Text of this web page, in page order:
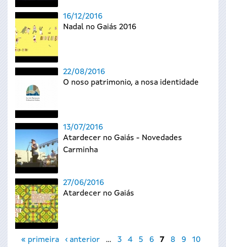
16/12/2016
Nadal no Gaiás 2016
22/08/2016
O noso patrimonio, a nosa identidade
13/07/2016
Atardecer no Gaiás - Novedades
Carminha
27/06/2016
Atardecer no Gaiás
Páxinas
« primeira ‹ anterior … 3 4 5 6 7 8 9
10